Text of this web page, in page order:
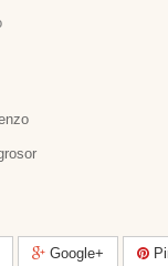
Google+